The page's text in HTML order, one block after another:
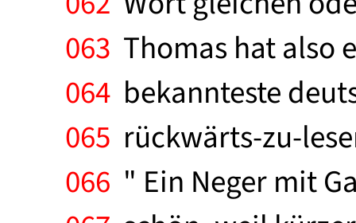
063 Thomas hat also
064 bekannteste
065 rückwärts-zu-
066 " Ein Neger mit